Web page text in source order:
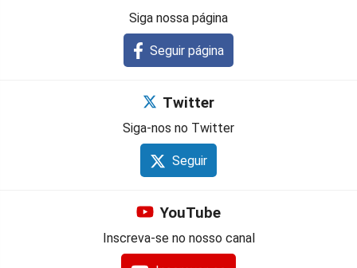
Siga nossa página
Seguir página
Twitter
Siga-nos no Twitter
Seguir
YouTube
Inscreva-se no nosso canal